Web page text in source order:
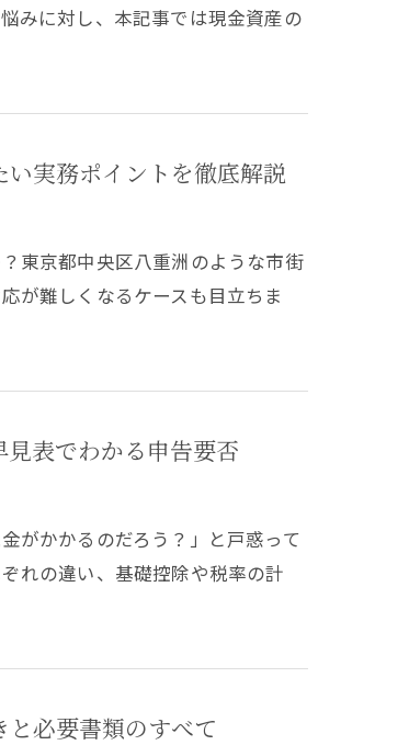
みに対し、本記事では現金資産の
実務ポイントを徹底解説
東京都中央区八重洲のような市街
が難しくなるケースも目立ちま
表でわかる申告要否
がかかるのだろう？」と戸惑って
れの違い、基礎控除や税率の計
必要書類のすべて